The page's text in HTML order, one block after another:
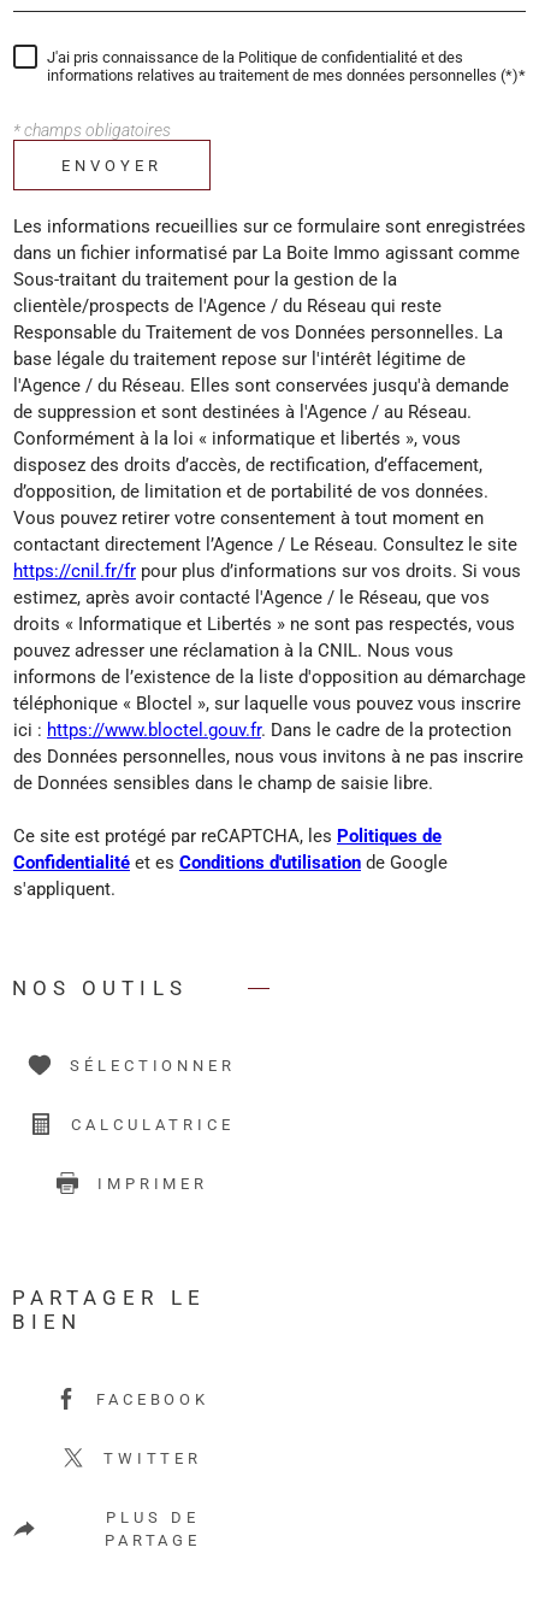
J'ai pris connaissance de la Politique de confidentialité et des
informations relatives au traitement de mes données personnelles (*)*
* champs obligatoires
ENVOYER
Les informations recueillies sur ce formulaire sont enregistrées
dans un fichier informatisé par La Boite Immo agissant comme
Sous-traitant du traitement pour la gestion de la
clientèle/prospects de l'Agence / du Réseau qui reste
Responsable du Traitement de vos Données personnelles. La
base légale du traitement repose sur l'intérêt légitime de
l'Agence / du Réseau. Elles sont conservées jusqu'à demande
de suppression et sont destinées à l'Agence / au Réseau.
Conformément à la loi « informatique et libertés », vous
disposez des droits d’accès, de rectification, d’effacement,
d’opposition, de limitation et de portabilité de vos données.
Vous pouvez retirer votre consentement à tout moment en
contactant directement l’Agence / Le Réseau. Consultez le site
https://cnil.fr/fr pour plus d’informations sur vos droits. Si vous
estimez, après avoir contacté l'Agence / le Réseau, que vos
droits « Informatique et Libertés » ne sont pas respectés, vous
pouvez adresser une réclamation à la CNIL. Nous vous
informons de l’existence de la liste d'opposition au démarchage
téléphonique « Bloctel », sur laquelle vous pouvez vous inscrire
ici : https://www.bloctel.gouv.fr. Dans le cadre de la protection
des Données personnelles, nous vous invitons à ne pas inscrire
de Données sensibles dans le champ de saisie libre.
Ce site est protégé par reCAPTCHA, les Politiques de
Confidentialité et es Conditions d'utilisation de Google
s'appliquent.
NOS OUTILS
SÉLECTIONNER
CALCULATRICE
IMPRIMER
PARTAGER LE
BIEN
FACEBOOK
TWITTER
PLUS DE
PARTAGE